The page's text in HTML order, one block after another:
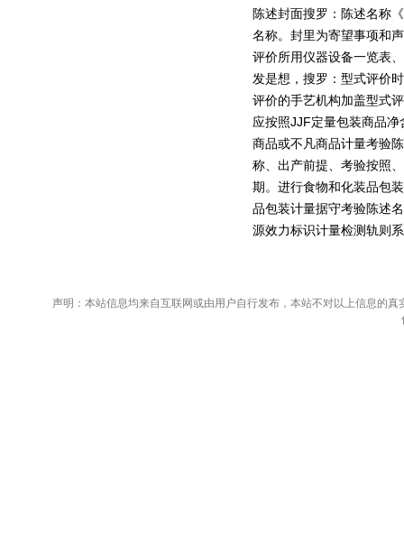
陈述封面搜罗：陈述名称
名称。封里为寄望事项和
评价所用仪器设备一览表
发是想，搜罗：型式评价
评价的手艺机构加盖型式
应按照JJF定量包装商品
商品或不凡商品计量考验
称、出产前提、考验按照
期。进行食物和化装品包
品包装计量据守考验陈述
源效力标识计量检测轨则
声明：本站信息均来自互联网或由用户自行发布，本站不对以上信息的